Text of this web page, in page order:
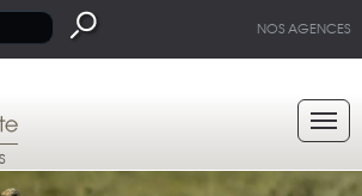
NOS AGENCES